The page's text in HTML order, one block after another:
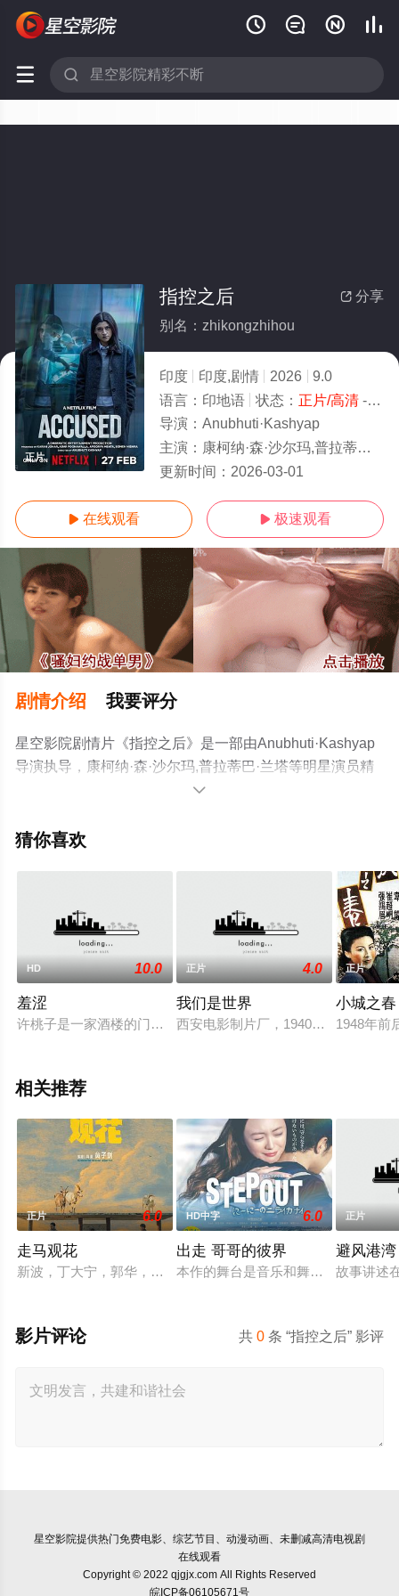
   
 
正片
 分享
指控之后
别名：zhikongzhihou
印度 印度,剧情 2026
9.0
语言： 印地语 状态： 正片/高清- 免费在线观看
导演： Anubhuti·Kashyap
主演： 康柯纳·森·沙尔玛,普拉蒂巴·兰塔
更新时间： 2026-03-01
 在线观看  极速观看
剧情介绍 我要评分
星空影院剧情片《指控之后》是一部由Anubhuti·Kashyap
导演执导，康柯纳·森·沙尔玛,普拉蒂巴·兰塔等明星演员精
彩演绎的印度电影，手机免费观看高清无删减完整版电影
电视猫或剧情网等平台了解。

猜你喜欢
HD 10.0
羞涩
许桃子是一家酒楼的门迎，每天站在门口将客人迎进来送出去。
正片 4.0
我们是世界
西安电影制片厂，1940年，我国西
正片
小城之春
1948年前
相关推荐
正片 6.0
走马观花
新波，丁大宁，郭华，程一木他们毕业于同一所大学。他们和
HD中字 6.0
出走 哥哥的彼界
本作的舞台是音乐和舞蹈融入生活的
正片
避风港湾
故事讲述
共0 条 “指控之后” 影评
影片评论
星空影院提供热门免费电影、综艺节目、动漫动画、未删减高清电视剧
在线观看
Copyright © 2022 qjgjx.com All Rights Reserved
皖ICP备06105671号